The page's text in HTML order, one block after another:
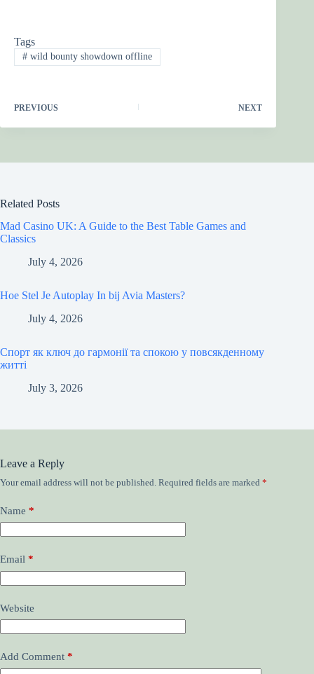
Tags
PREVIOUS NEXT
Related Posts
Classics
Hoe Stel Je Autoplay In bij Avia Masters?
Leave a Reply